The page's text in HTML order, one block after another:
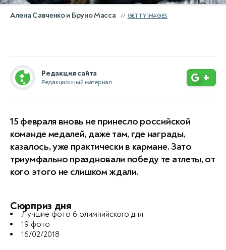
Алена Савченко и Бруно Масса GETTY IMAGES
Редакция сайта
Редакционный материал +
15 февраля вновь не принесло российской
команде медалей, даже там, где награды,
казалось, уже практически в кармане. Зато
триумфально праздновали победу те атлеты, от
кого этого не слишком ждали.
Сюрприз дня
Лучшие фото 6 олимпийского дня
19 фото
16/02/2018